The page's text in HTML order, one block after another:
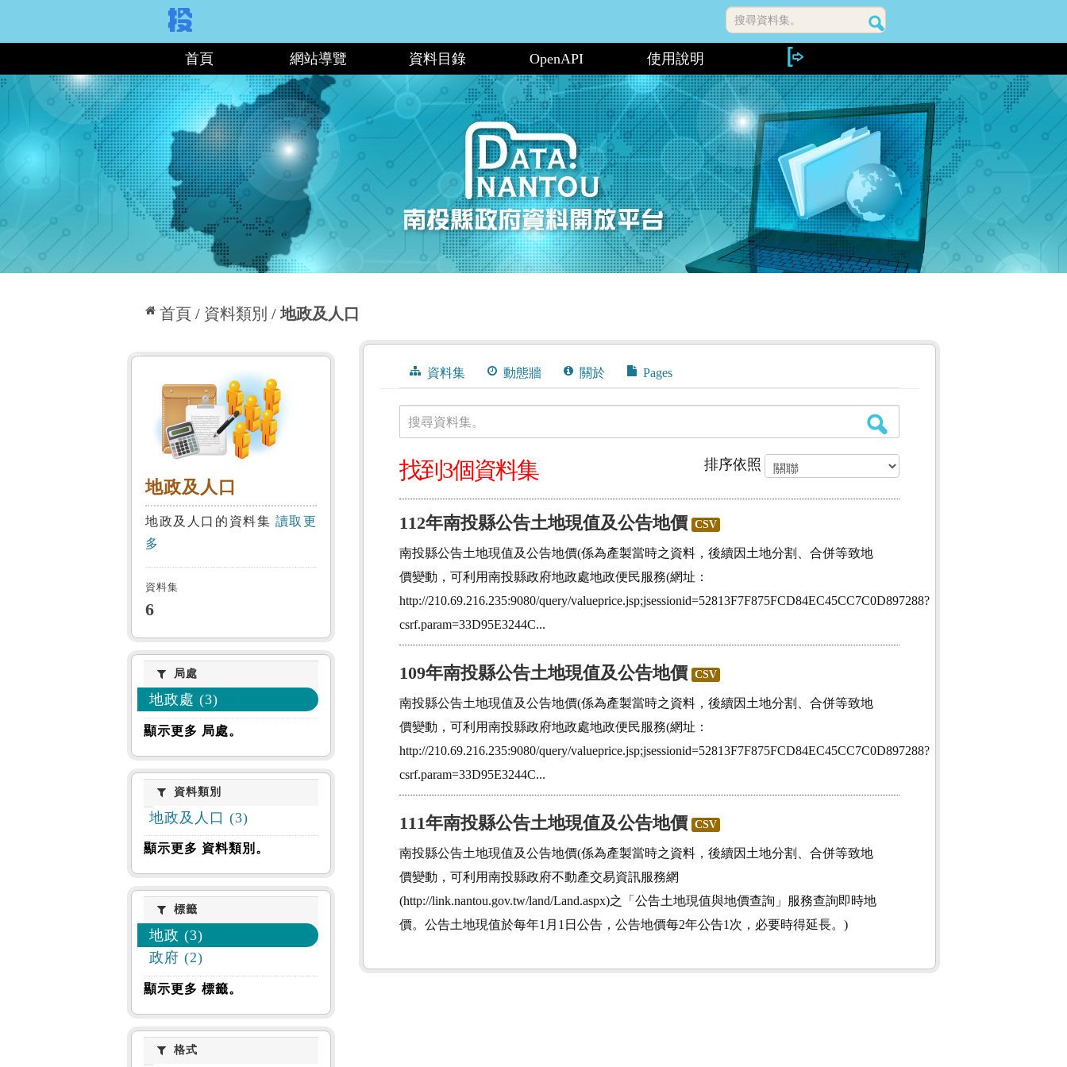
搜尋資料集。
首頁 網站導覽 資料目錄 OpenAPI 使用說明
首頁 資料類別 地政及人口
地政及人口
地政及人口
地政及人口的資料集 讀取更
多
資料集
6
局處局處
地政處 (3)
顯示更多 局處。
資料類別
資料類別
地政及人口 (3)
顯示更多 資料類別。
標籤標籤
地政 (3)
政府 (2)
顯示更多 標籤。
格式格式
資料集 動態牆 關於 Pages
搜尋資料集。
排序依照
找到3個資料集
112年南投縣公告土地現值及公告地價 CSV
南投縣公告土地現值及公告地價(係為產製當時之資料，後續因土地分割、合併等致地
價變動，可利用南投縣政府地政處地政便民服務(網址：
http://210.69.216.235:9080/query/valueprice.jsp;jsessionid=52813F7F875FCD84EC45CC7C0D897288?
csrf.param=33D95E3244C...
109年南投縣公告土地現值及公告地價 CSV
南投縣公告土地現值及公告地價(係為產製當時之資料，後續因土地分割、合併等致地
價變動，可利用南投縣政府地政處地政便民服務(網址：
http://210.69.216.235:9080/query/valueprice.jsp;jsessionid=52813F7F875FCD84EC45CC7C0D897288?
csrf.param=33D95E3244C...
111年南投縣公告土地現值及公告地價 CSV
南投縣公告土地現值及公告地價(係為產製當時之資料，後續因土地分割、合併等致地
價變動，可利用南投縣政府不動產交易資訊服務網
(http://link.nantou.gov.tw/land/Land.aspx)之「公告土地現值與地價查詢」服務查詢即時地
價。公告土地現值於每年1月1日公告，公告地價每2年公告1次，必要時得延長。)